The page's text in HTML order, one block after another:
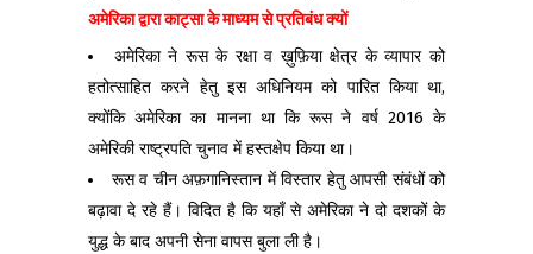
अमेरिका द्वारा काट्सा के माध्यम से प्रतिबंध क्यों
अमेरिका ने रूस के रक्षा व ख़ुफ़िया क्षेत्र के व्यापार को
हतोत्साहित करने हेतु इस अधिनियम को पारित किया था,
क्योंकि अमेरिका का मानना था कि रूस ने वर्ष 2016 के
अमेरिकी राष्ट्रपति चुनाव में हस्तक्षेप किया था।
रूस व चीन अफ़गानिस्तान में विस्तार हेतु आपसी संबंधों को
बढ़ावा दे रहे हैं। विदित है कि यहाँ से अमेरिका ने दो दशकों के
युद्ध के बाद अपनी सेना वापस बुला ली है।